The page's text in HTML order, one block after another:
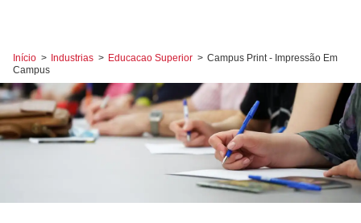
Início > Industrias > Educacao Superior > Campus Print - Impressão Em
Campus